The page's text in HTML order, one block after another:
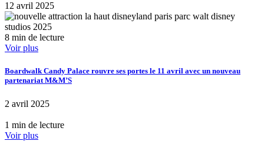
12 avril 2025
8 min de lecture
Voir plus
Boardwalk Candy Palace rouvre ses portes le 11 avril avec un nouveau
partenariat M&M’S
2 avril 2025
1 min de lecture
Voir plus